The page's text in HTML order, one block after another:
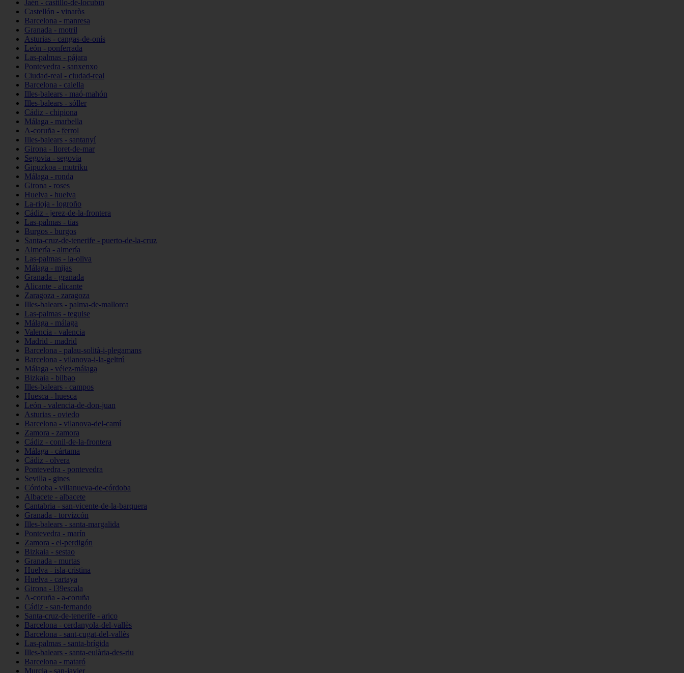
Jaén - castillo-de-locubín
Castellón - vinaròs
Barcelona - manresa
Granada - motril
Asturias - cangas-de-onís
León - ponferrada
Las-palmas - pájara
Pontevedra - sanxenxo
Ciudad-real - ciudad-real
Barcelona - calella
Illes-balears - maó-mahón
Illes-balears - sóller
Cádiz - chipiona
Málaga - marbella
A-coruña - ferrol
Illes-balears - santanyí
Girona - lloret-de-mar
Segovia - segovia
Gipuzkoa - mutriku
Málaga - ronda
Girona - roses
Huelva - huelva
La-rioja - logroño
Cádiz - jerez-de-la-frontera
Las-palmas - tías
Burgos - burgos
Santa-cruz-de-tenerife - puerto-de-la-cruz
Almería - almería
Las-palmas - la-oliva
Málaga - mijas
Granada - granada
Alicante - alicante
Zaragoza - zaragoza
Illes-balears - palma-de-mallorca
Las-palmas - teguise
Málaga - málaga
Valencia - valencia
Madrid - madrid
Barcelona - palau-solità-i-plegamans
Barcelona - vilanova-i-la-geltrú
Málaga - vélez-málaga
Bizkaia - bilbao
Illes-balears - campos
Huesca - huesca
León - valencia-de-don-juan
Asturias - oviedo
Barcelona - vilanova-del-camí
Zamora - zamora
Cádiz - conil-de-la-frontera
Málaga - cártama
Cádiz - olvera
Pontevedra - pontevedra
Sevilla - gines
Córdoba - villanueva-de-córdoba
Albacete - albacete
Cantabria - san-vicente-de-la-barquera
Granada - torvizcón
Illes-balears - santa-margalida
Pontevedra - marín
Zamora - el-perdigón
Bizkaia - sestao
Granada - murtas
Huelva - isla-cristina
Huelva - cartaya
Girona - l39escala
A-coruña - a-coruña
Cádiz - san-fernando
Santa-cruz-de-tenerife - arico
Barcelona - cerdanyola-del-vallès
Barcelona - sant-cugat-del-vallès
Las-palmas - santa-brígida
Illes-balears - santa-eulària-des-riu
Barcelona - mataró
Murcia - san-javier